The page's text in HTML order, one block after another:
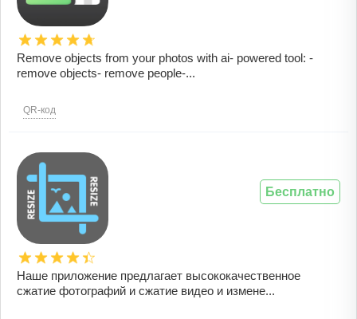
Remove objects from your photos with ai- powered tool: -
remove objects- remove people-...
QR-код
Наше приложение предлагает высококачественное
сжатие фотографий и сжатие видео и измене...
Бесплатно